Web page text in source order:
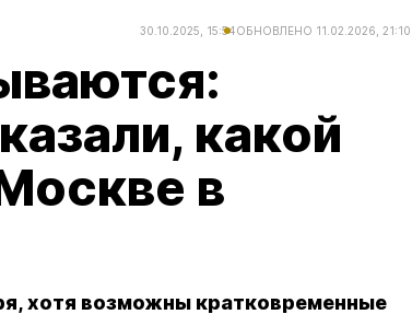
30.10.2025, 15:54ОБНОВЛЕНО 11.02.2026, 21:10
какой
в
хотя возможны кратковременные